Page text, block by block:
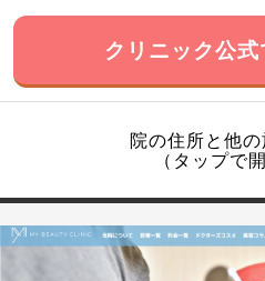
クリニック公
院の住所と他
（タップで